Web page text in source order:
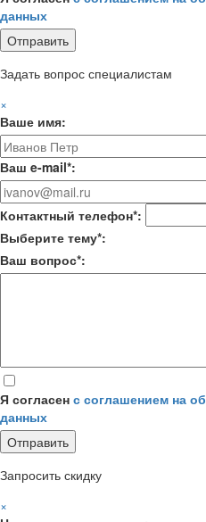
данных
Задать вопрос специалистам
×
Ваше имя:
Ваш e-mail*:
Контактный телефон*:
Выберите тему*:
Ваш вопрос*:
Я согласен с соглашением на
данных
Запросить скидку
×